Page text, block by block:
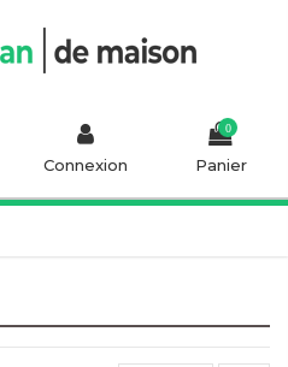
Connexion
0
Panier